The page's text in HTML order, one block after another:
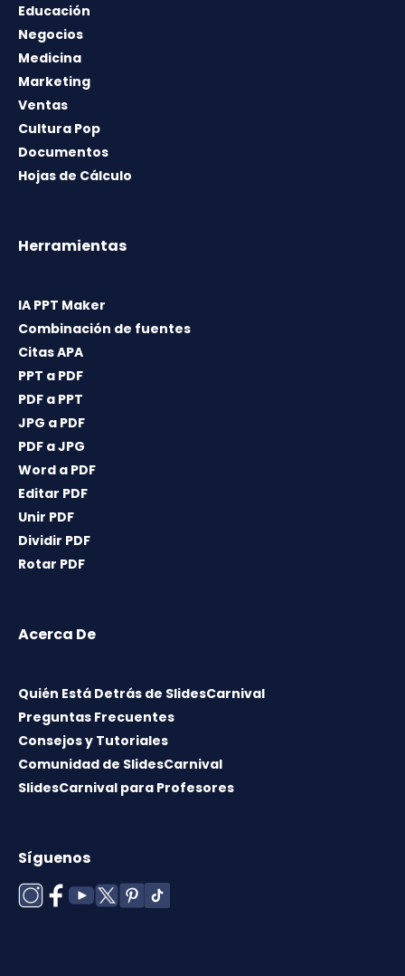
Educación
Negocios
Medicina
Marketing
Ventas
Cultura Pop
Documentos
Hojas de Cálculo
Herramientas
IA PPT Maker
Combinación de fuentes
Citas APA
PPT a PDF
PDF a PPT
JPG a PDF
PDF a JPG
Word a PDF
Editar PDF
Unir PDF
Dividir PDF
Rotar PDF
Acerca De
Quién Está Detrás de SlidesCarnival
Preguntas Frecuentes
Consejos y Tutoriales
Comunidad de SlidesCarnival
SlidesCarnival para Profesores
Síguenos